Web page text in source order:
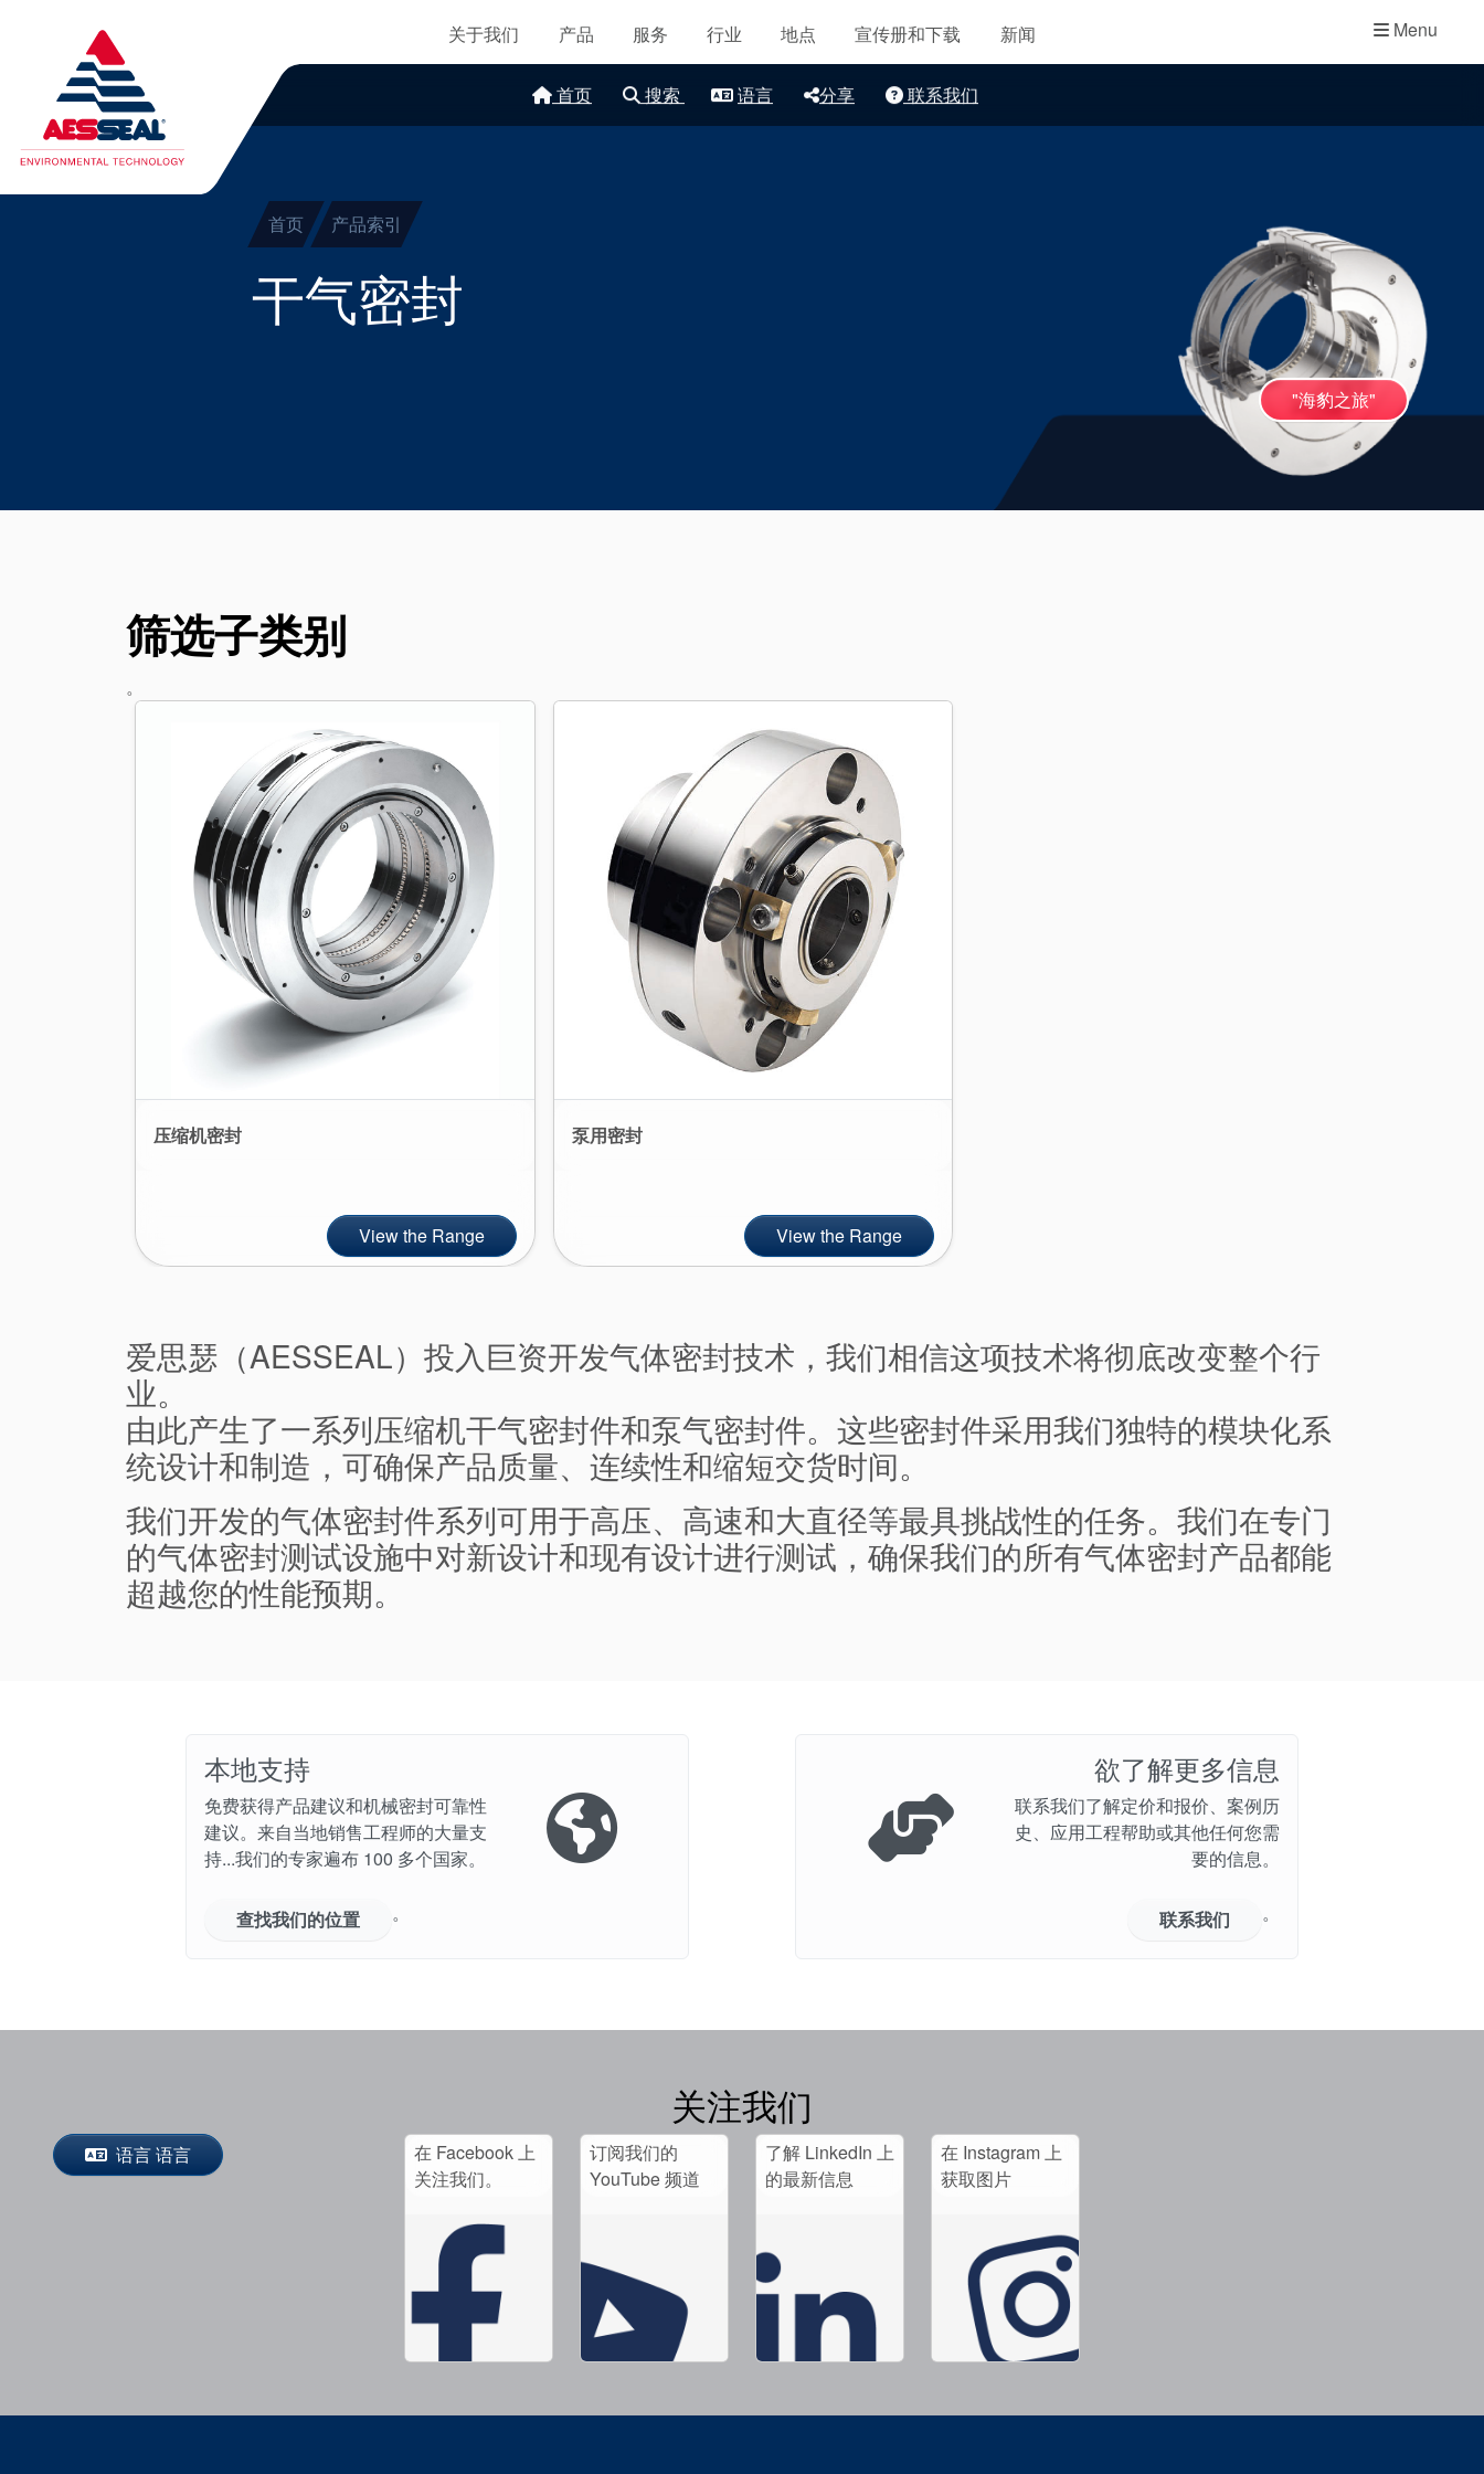
主导航
关于我们 产品 服务 行业 地点 宣传册和下载 新闻 Menu
集装式机械密封
两部件密封
干气密封
盘根
密封辅助系统
地点
首页 搜索 语言 分享 联系我们
首页 产品索引
干气密封
"海豹之旅"
筛选子类别
。
压缩机密封
View the Range
泵用密封
View the Range
爱思瑟（AESSEAL）投入巨资开发气体密封技术，我们相信这项技术将彻底改变整个行
业。
由此产生了一系列压缩机干气密封件和泵气密封件。这些密封件采用我们独特的模块化系
统设计和制造，可确保产品质量、连续性和缩短交货时间。
我们开发的气体密封件系列可用于高压、高速和大直径等最具挑战性的任务。我们在专门
的气体密封测试设施中对新设计和现有设计进行测试，确保我们的所有气体密封产品都能
超越您的性能预期。
本地支持
免费获得产品建议和机械密封可靠性
建议。来自当地销售工程师的大量支
持...我们的专家遍布 100 多个国家。
查找我们的位置 。
欲了解更多信息
联系我们了解定价和报价、案例历
史、应用工程帮助或其他任何您需
要的信息。
联系我们 。
关注我们
语言 语言
在 Facebook 上
关注我们。
订阅我们的
YouTube 频道
了解 LinkedIn 上
的最新信息
在 Instagram 上
获取图片